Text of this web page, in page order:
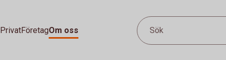
PrivatFöretagOm oss Sök